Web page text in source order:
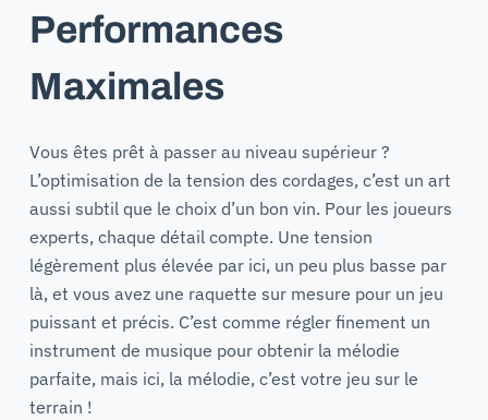
Performances
Maximales
Vous êtes prêt à passer au niveau supérieur ?
L’optimisation de la tension des cordages, c’est un art
aussi subtil que le choix d’un bon vin. Pour les joueurs
experts, chaque détail compte. Une tension
légèrement plus élevée par ici, un peu plus basse par
là, et vous avez une raquette sur mesure pour un jeu
puissant et précis. C’est comme régler finement un
instrument de musique pour obtenir la mélodie
parfaite, mais ici, la mélodie, c’est votre jeu sur le
terrain !